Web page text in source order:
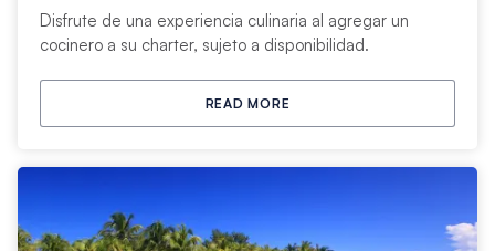
Disfrute de una experiencia culinaria al agregar un
cocinero a su charter, sujeto a disponibilidad.
READ MORE